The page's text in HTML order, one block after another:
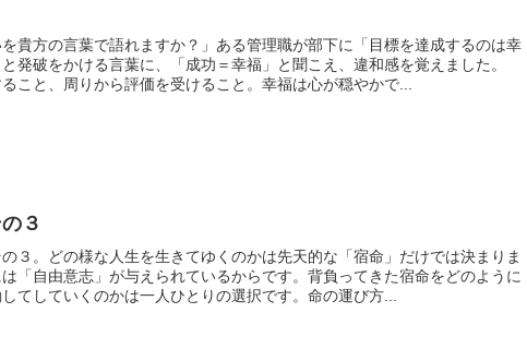
を貴方の言葉で語れますか？」ある管理職が部下に「目標を達成するのは幸
発破をかける言葉に、「成功＝幸福」と聞こえ、違和感を覚えました。
ること、周りから評価を受けること。幸福は心が穏やかで...
３
の３。どの様な人生を生きてゆくのかは先天的な「宿命」だけでは決まりま
「自由意志」が与えられているからです。背負ってきた宿命をどのように
てしていくのかは一人ひとりの選択です。命の運び方...